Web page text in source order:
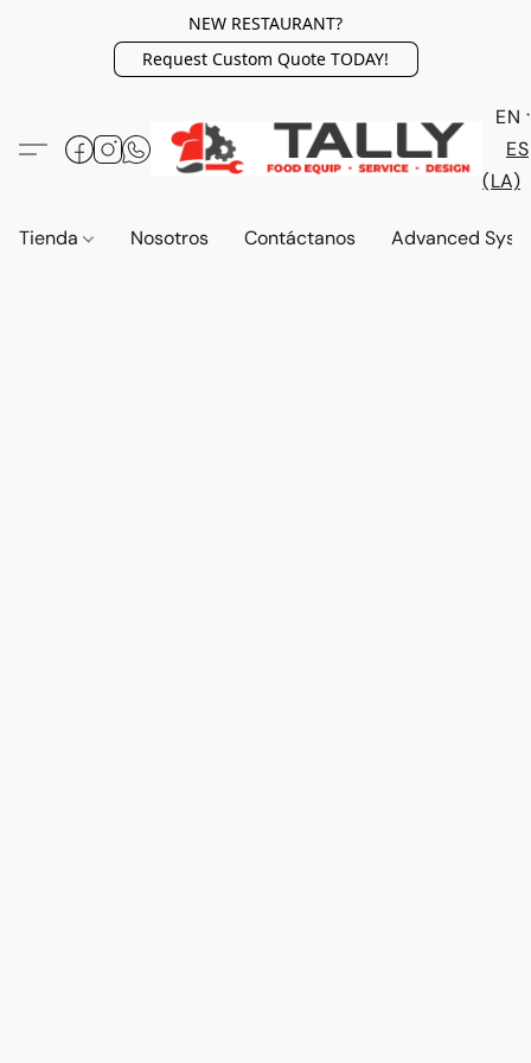
NEW RESTAURANT?
Request Custom Quote TODAY!
EN
ES
(LA)
Tienda Nosotros Contáctanos Advanced